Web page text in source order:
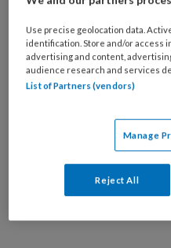
Reageer op dit
Use precise geolocation data.
identification. Store and/or access
advertising and content,
audience research and services
List of Partners (vendors)
Manage
Reject All